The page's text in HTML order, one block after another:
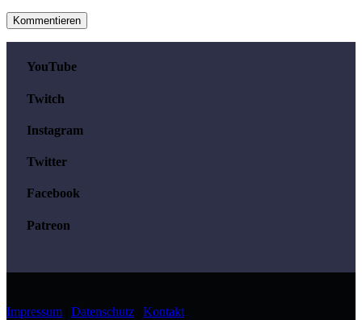
YouTube
Twitch
Instagram
Twitter
Facebook
Patreon
Impressum Datenschutz Kontakt